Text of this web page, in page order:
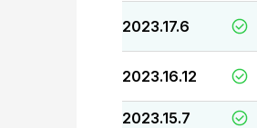
2023.17.6
2023.16.12
2023.15.7